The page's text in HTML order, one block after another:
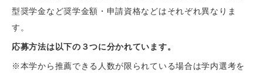
型奨学金など奨学金額・申請資格などはそれぞれ異なりま
す。
応募方法は以下の３つに分かれています。
※本学から推薦できる人数が限られている場合は学内選考を